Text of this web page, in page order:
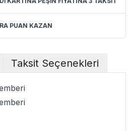
PUAN KAZAN
Taksit Seçenekleri